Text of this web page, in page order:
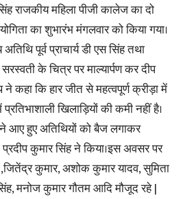
राजकीय महिला पीजी कालेज का दो
का शुभारंभ मंगलवार को किया गया।
पूर्व प्राचार्य डी एस सिंह तथा
सरस्वती के चित्र पर माल्यार्पण कर दीप
कहा कि हार जीत से महत्वपूर्ण क्रीड़ा में
प्रतिभाशाली खिलाड़ियों की कमी नहीं है।
ने आए हुए अतिथियों को बैज लगाकर
कुमार सिंह ने किया।इस अवसर पर
कुमार, अशोक कुमार यादव, सुमिता
मनोज कुमार गौतम आदि मौजूद रहे |